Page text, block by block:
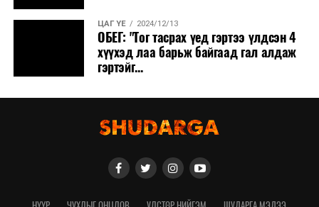
ЦАГ ҮЕ 2024/12/13
ОБЕГ: "Тог тасрах үед гэртээ үлдсэн 4
хүүхэд лаа барьж байгаад гал алдаж
гэртэйг...